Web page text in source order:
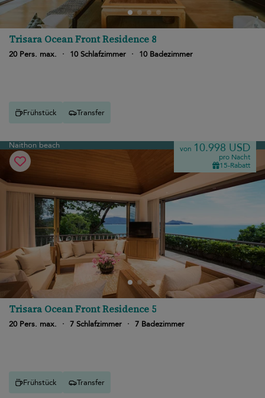
Trisara Ocean Front Residence 8
20 Pers. max. · 10 Schlafzimmer · 10 Badezimmer
Frühstück Transfer
Naithon beach von 10.998 USD
pro Nacht
15-Rabatt
Trisara Ocean Front Residence 5
20 Pers. max. · 7 Schlafzimmer · 7 Badezimmer
Frühstück Transfer